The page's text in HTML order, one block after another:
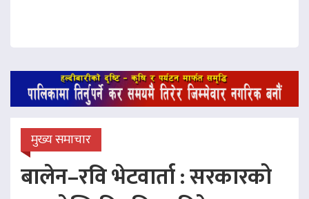
मुख्य समाचार
बालेन–रवि भेटवार्ता : सरकारको